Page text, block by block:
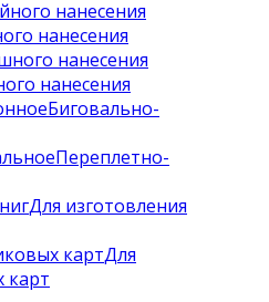
нанесения
нанесения
Биговально-
Переплетно-
Для изготовления
Для
карт